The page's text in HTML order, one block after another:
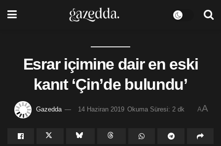
Esrar içimine dair en eski
kanıt ‘Çin’de bulundu’
Gazedda 14 Haziran 2019 Okuma Süresi: 2 dk AA